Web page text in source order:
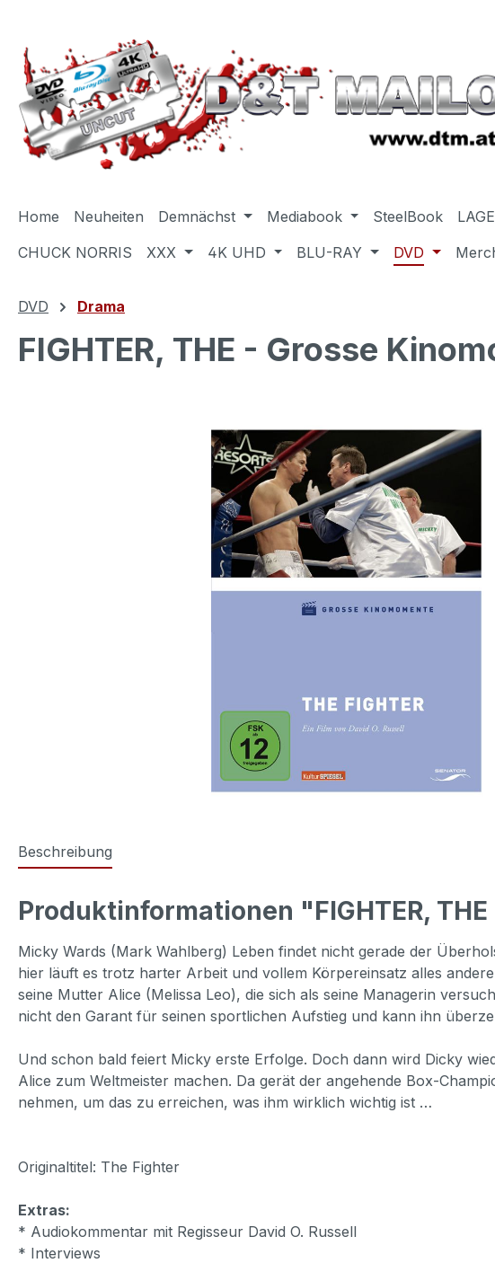
Home Neuheiten Demnächst Mediabook SteelBook
CHUCK NORRIS
XXX 4K UHD BLU-RAY DVD
DVD Drama
FIGHTER, THE - Grosse
Beschreibung
Produktinformationen "FIGHTER,
Micky Wards (Mark Wahlberg) Leben findet nicht gerade der
hier läuft es trotz harter Arbeit und vollem Körpereinsatz alles
seine Mutter Alice (Melissa Leo), die sich als seine Managerin
nicht den Garant für seinen sportlichen Aufstieg und kann ihn
Und schon bald feiert Micky erste Erfolge. Doch dann wird Dicky
Alice zum Weltmeister machen. Da gerät der angehende Box-
nehmen, um das zu erreichen, was ihm wirklich wichtig ist …
Originaltitel: The Fighter
Extras:
* Audiokommentar mit Regisseur David O. Russell
* Interviews